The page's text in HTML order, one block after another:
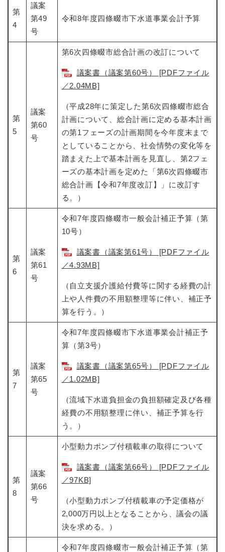
第
4
議案
第49
号
令和8年度四條畷市下水道事業会計予算
第
5
議案
第60
号
第6次四條畷市総合計画の改訂について
議案書（議案第60号） [PDFファイル
／2.04MB]
（平成28年に策定した第6次四條畷市総合
計画について、総合計画に定める基本計画
の第1フェーズの計画期間を今年度末まで
としていることから、社会情勢の変化等を
踏まえた上で基本計画を見直し、第2フェ
ーズの基本計画を定めた「第6次四條畷市
総合計画【令和7年度改訂】」に改訂す
る。）
第
6
議案
第61
号
令和7年度四條畷市一般会計補正予算（第
10号）
議案書（議案第61号） [PDFファイル
／4.93MB]
（自立支援介護給付費等に関する経費の計
上や人件費の不用額整理等に伴い、補正予
算を行う。）
第
7
議案
第65
号
令和7年度四條畷市下水道事業会計補正予
算（第3号）
議案書（議案第65号） [PDFファイル
／1.02MB]
（流域下水道負担金の負担額確定及び各種
経費の不用額整理に伴い、補正予算を行
う。）
第
8
議案
第66
号
小型動力ポンプ付積載車の取得について
議案書（議案第66号） [PDFファイル
／97KB]
（小型動力ポンプ付積載車の予定価格が
2,000万円以上となることから、議会の議
決を求める。）
令和7年度四條畷市一般会計補正予算（第